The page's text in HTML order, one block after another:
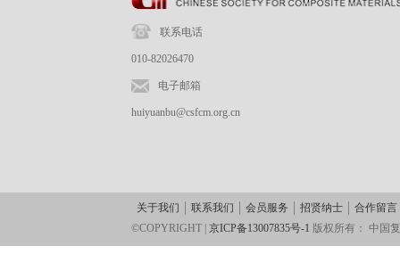
联系电话
010-82026470
电子邮箱
huiyuanbu@csfcm.org.cn
关于我们 联系我们 会员服务 招贤纳士
合作留言
©COPYRIGHT | 京ICP备13007835号-1 版权所有： 中国